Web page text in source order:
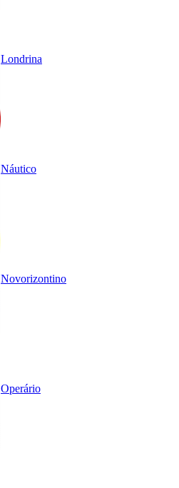
Londrina
Náutico
Novorizontino
Operário